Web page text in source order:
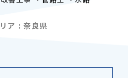
ア : 奈良県